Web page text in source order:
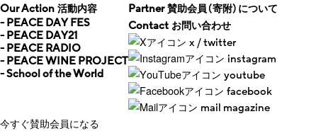
Our Action 活動内容
- PEACE DAY FES
- PEACE DAY21
- PEACE RADIO
- PEACE WINE PROJECT
- School of the World
Partner 賛助会員（寄附）について
Contact お問い合わせ
x / twitter
instagram
youtube
facebook
mail magazine
今すぐ賛助会員になる